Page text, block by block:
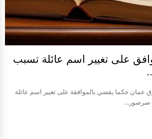
على تغيير اسم عائلة تسبب
عمان حكما يقضي بالموافقة على تغيير اسم عائلة
صرصور...